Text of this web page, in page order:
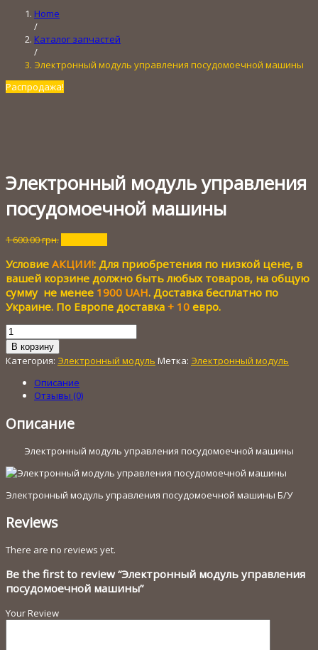
Home
/
Каталог запчастей
/
Электронный модуль управления посудомоечной машины
Распродажа!
Электронный модуль управления
посудомоечной машины
1 600.00грн.
составляла
1
600.00 грн..
200.00 грн..
Условие АКЦИИ!: Для приобретения по низкой цене, в
вашей корзине должно быть любых товаров, на общую
сумму не менее 1900 UAH. Доставка бесплатно по
Украине. По Европе доставка + 10 евро.
Количество
товара
Электронный
модуль
управления
посудомоечной
В корзину
Категория: Электронный модуль Метка: Электронный модуль
Описание
Отзывы (0)
Описание
Электронный модуль управления посудомоечной машины
Электронный модуль управления посудомоечной машины Б/У
Reviews
There are no reviews yet.
Be the first to review “Электронный модуль управления
посудомоечной машины”
Your Review